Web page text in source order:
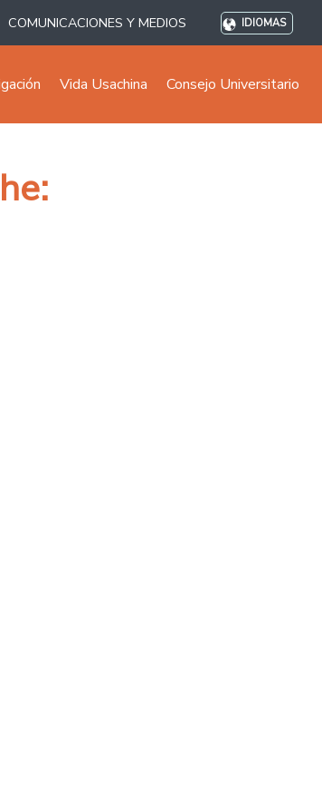
COMUNICACIONES Y MEDIOS IDIOMAS
Vida Usachina Consejo Universitario